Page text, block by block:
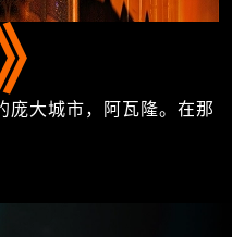
庞大城市，阿瓦隆。在那